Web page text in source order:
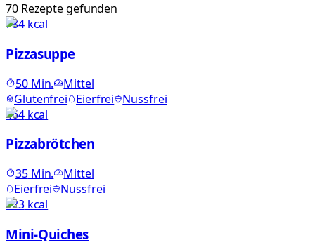
70 Rezeptegefunden
784kcal
Pizzasuppe
50Min.
Mittel
Glutenfrei
Eierfrei
Nussfrei
464kcal
Pizzabrötchen
35Min.
Mittel
Eierfrei
Nussfrei
123kcal
Mini-Quiches